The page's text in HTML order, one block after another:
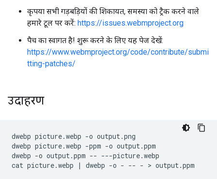
कृपया सभी गड़बड़ियों की शिकायत, समस्या को ट्रैक करने वाले
हमारे टूल पर करें: https://issues.webmproject.org
पैच का स्वागत है! शुरू करने के लिए यह पेज देखें:
https://www.webmproject.org/code/contribute/submi
tting-patches/
उदाहरण
dwebp picture.webp -o output.png
dwebp picture.webp -ppm -o output.ppm
dwebp -o output.ppm -- ---picture.webp